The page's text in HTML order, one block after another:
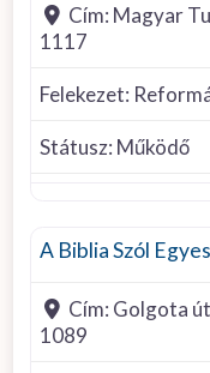
Cím: Magyar
1117
Felekezet:
Státusz: Működő
A Biblia Szól
Cím: Golgota
1089